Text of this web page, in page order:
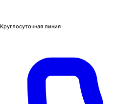
Круглосуточная линия